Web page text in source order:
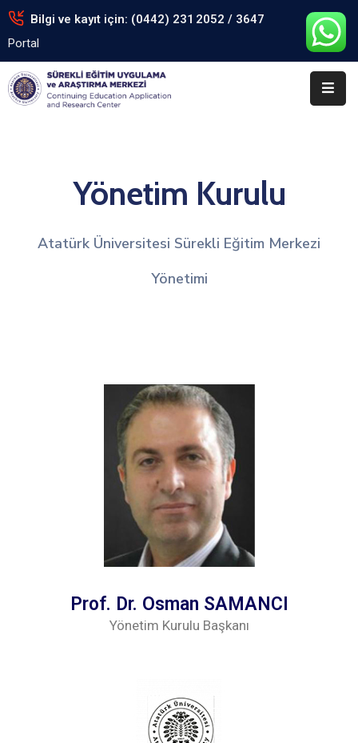
Bilgi ve kayıt için: (0442) 231 2052 / 3647
Portal
Anasayfa
Kurumsal
Portal
Yönetim Kurulu
Atatürk Üniversitesi Sürekli Eğitim Merkezi
Yönetimi
Prof. Dr. Osman SAMANCI
Yönetim Kurulu Başkanı